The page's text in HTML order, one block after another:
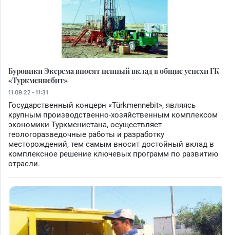
Буровики Экерема вносят ценный вклад в общие успехи ГК
«Туркменнебит»
11.09.22 - 11:31
Государственный концерн «Türkmennebit», являясь
крупным производственно-хозяйственным комплексом
экономики Туркменистана, осуществляет
геологоразведочные работы и разработку
месторождений, тем самым вносит достойный вклад в
комплексное решение ключевых программ по развитию
отрасли.